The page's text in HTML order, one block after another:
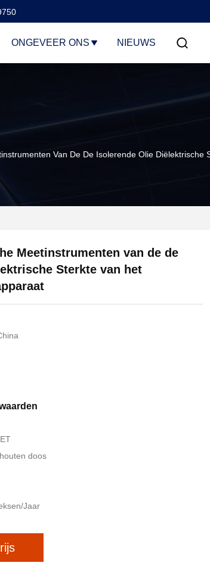
ONGEVEER ONS NIEUWS
Van De De Isolerende Olie
Meetinstrumenten van de de
Sterkte van het
doos
Jaar